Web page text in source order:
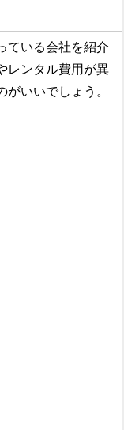
ている会社を紹介
レンタル費用が異
いいでしょう。